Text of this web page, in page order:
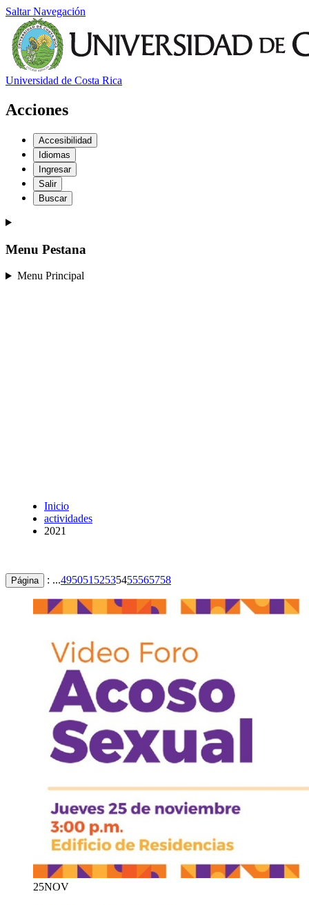
Saltar Navegación
Universidad de Costa Rica
Acciones
Accesibilidad
Idiomas
Ingresar
Salir
Buscar
Menu Pestana
Menu Principal
Inicio
actividades
2021
Página : ...495051 52535455565758
25NOV